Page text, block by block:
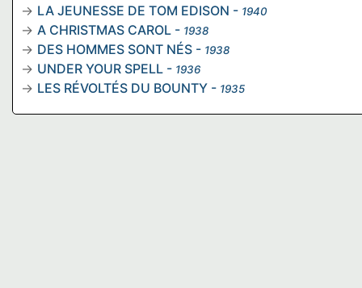
LA JEUNESSE DE TOM EDISON - 1940
A CHRISTMAS CAROL - 1938
DES HOMMES SONT NÉS - 1938
UNDER YOUR SPELL - 1936
LES RÉVOLTÉS DU BOUNTY - 1935